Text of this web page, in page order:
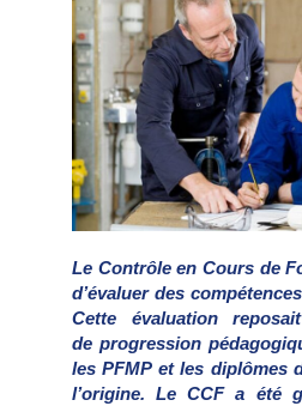
Le Contrôle en Cours de
d’évaluer des
Cette évaluation
de progression
les PFMP et les diplômes
l’origine. Le CCF a été